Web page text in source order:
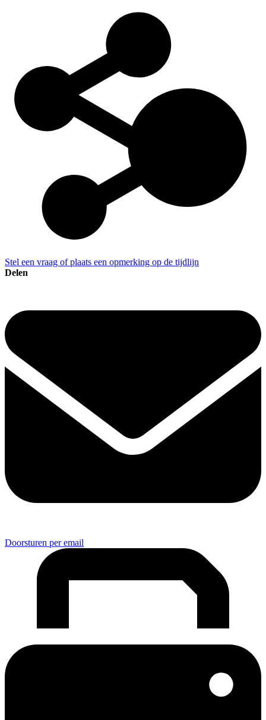
Stel een vraag of plaats een opmerking op de tijdlijn
Delen
Doorsturen per email